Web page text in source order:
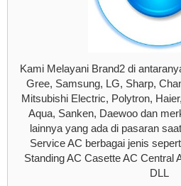
Kami Melayani Brand2 di
Gree, Samsung, LG, Sharp,
Mitsubishi Electric, Polytron,
Aqua, Sanken, Daewoo dan
lainnya yang ada di pasaran
Service AC berbagai jenis
Standing AC Casette AC Central
DLL